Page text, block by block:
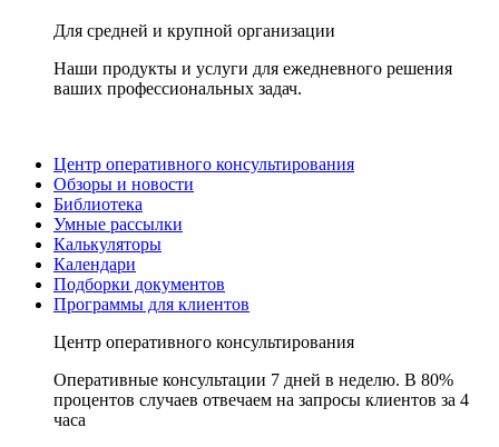
Для средней и крупной организации
Наши продукты и услуги для ежедневного решения
ваших профессиональных задач.
Центр оперативного консультирования
Обзоры и новости
Библиотека
Умные рассылки
Калькуляторы
Календари
Подборки документов
Программы для клиентов
Центр оперативного консультирования
Оперативные консультации 7 дней в неделю. В 80%
процентов случаев отвечаем на запросы клиентов за 4
часа